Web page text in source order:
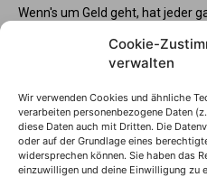
Cookie-
verwalten
Wir verwenden Cookies und ähnliche
verarbeiten personenbezogene Daten
diese Daten auch mit Dritten. Die
oder auf der Grundlage eines
widersprechen können. Sie haben das
einzuwilligen und deine Einwilligung zu
Wenn's um Geld geht, hat jeder
unsere starpac-Konten genau
Kontomodelle starpac x-tension,
erfahren Sie immer, was es
Sparkasse
Die starpac-